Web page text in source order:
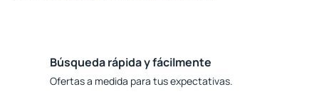
Búsqueda rápida y fácilmente
Ofertas a medida para tus expectativas.